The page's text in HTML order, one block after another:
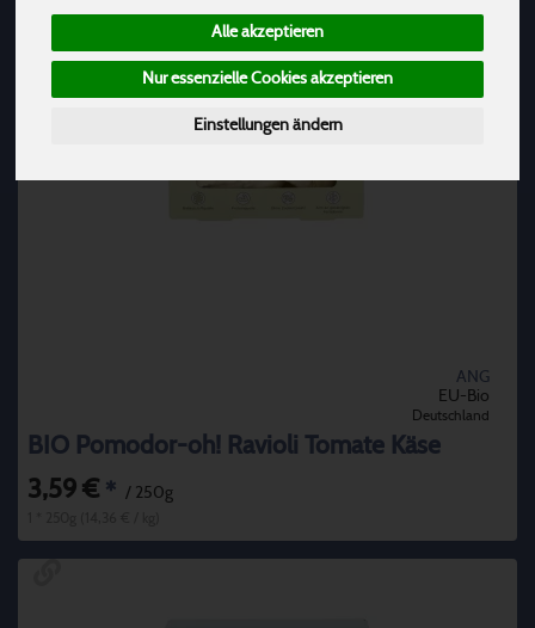
Alle akzeptieren
Nur essenzielle Cookies akzeptieren
Einstellungen ändern
ANG
EU-Bio
Deutschland
BIO Pomodor-oh! Ravioli Tomate Käse
3,59 € * / 250g